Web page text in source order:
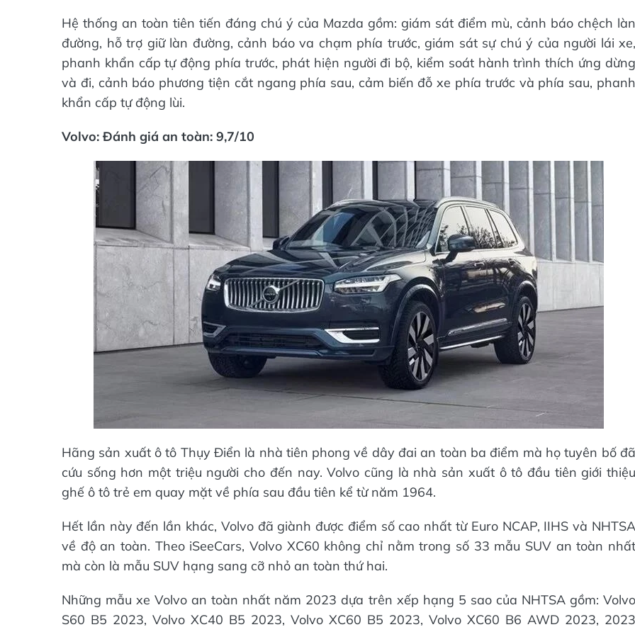
Hệ thống an toàn tiên tiến đáng chú ý của Mazda gồm: giám sát điểm mù, cảnh báo chệch làn
đường, hỗ trợ giữ làn đường, cảnh báo va chạm phía trước, giám sát sự chú ý của người lái xe,
phanh khẩn cấp tự động phía trước, phát hiện người đi bộ, kiểm soát hành trình thích ứng dừng
và đi, cảnh báo phương tiện cắt ngang phía sau, cảm biến đỗ xe phía trước và phía sau, phanh
khẩn cấp tự động lùi.
Volvo: Đánh giá an toàn: 9,7/10
Hãng sản xuất ô tô Thụy Điển là nhà tiên phong về dây đai an toàn ba điểm mà họ tuyên bố đã
cứu sống hơn một triệu người cho đến nay. Volvo cũng là nhà sản xuất ô tô đầu tiên giới thiệu
ghế ô tô trẻ em quay mặt về phía sau đầu tiên kể từ năm 1964.
Hết lần này đến lần khác, Volvo đã giành được điểm số cao nhất từ ​​Euro NCAP, IIHS và NHTSA
về độ an toàn. Theo iSeeCars, Volvo XC60 không chỉ nằm trong số 33 mẫu SUV an toàn nhất
mà còn là mẫu SUV hạng sang cỡ nhỏ an toàn thứ hai.
Những mẫu xe Volvo an toàn nhất năm 2023 dựa trên xếp hạng 5 sao của NHTSA gồm: Volvo
S60 B5 2023, Volvo XC40 B5 2023, Volvo XC60 B5 2023, Volvo XC60 B6 AWD 2023, 2023